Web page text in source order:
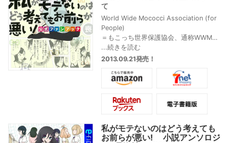
て
World Wide Mococci Association (for
People)
＝もこっち世界保護協会、通称WWM
もこっちを愛でるファンのみんなとと
もにつくる初の公式ファンブック。い
ろんな意味で心に突き刺さる”もこっち
名台詞・衝撃表情集”をメインコンテン
ツに、全国のWWM会員(ファンの皆様)
から寄せられたあるある投稿企画、谷
川ニコ先生への質問、そしてアニメー
ションもこっちの紹介と、暑苦しいぐ
らいにもりだくさんな内容でお届けし
ます。もちろんファンブックならでは
...続きを読む
2013.09.21発売！
私がモテないのはどう考えても
お前らが悪い! 小説アンソロジ